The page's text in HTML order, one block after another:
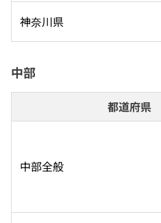
神奈川県
中部
都道府県
中部全般